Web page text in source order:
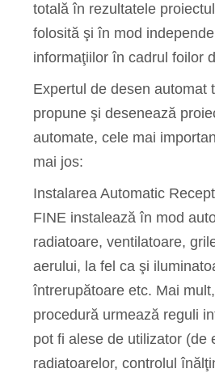
totală în rezultatele
folosită şi în mod
informaţiilor în cadrul foilor
Expertul de desen automat
propune şi desenează
automate, cele mai
mai jos:
Instalarea Automatic
FINE instalează în mod
radiatoare, ventilatoare,
aerului, la fel ca şi
întrerupătoare etc. Mai
procedură urmează reguli
pot fi alese de utilizator (de
radiatoarelor, controlul